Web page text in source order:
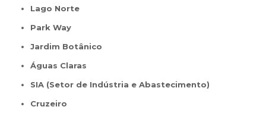
Lago Norte
Park Way
Jardim Botânico
Águas Claras
SIA (Setor de Indústria e Abastecimento)
Cruzeiro